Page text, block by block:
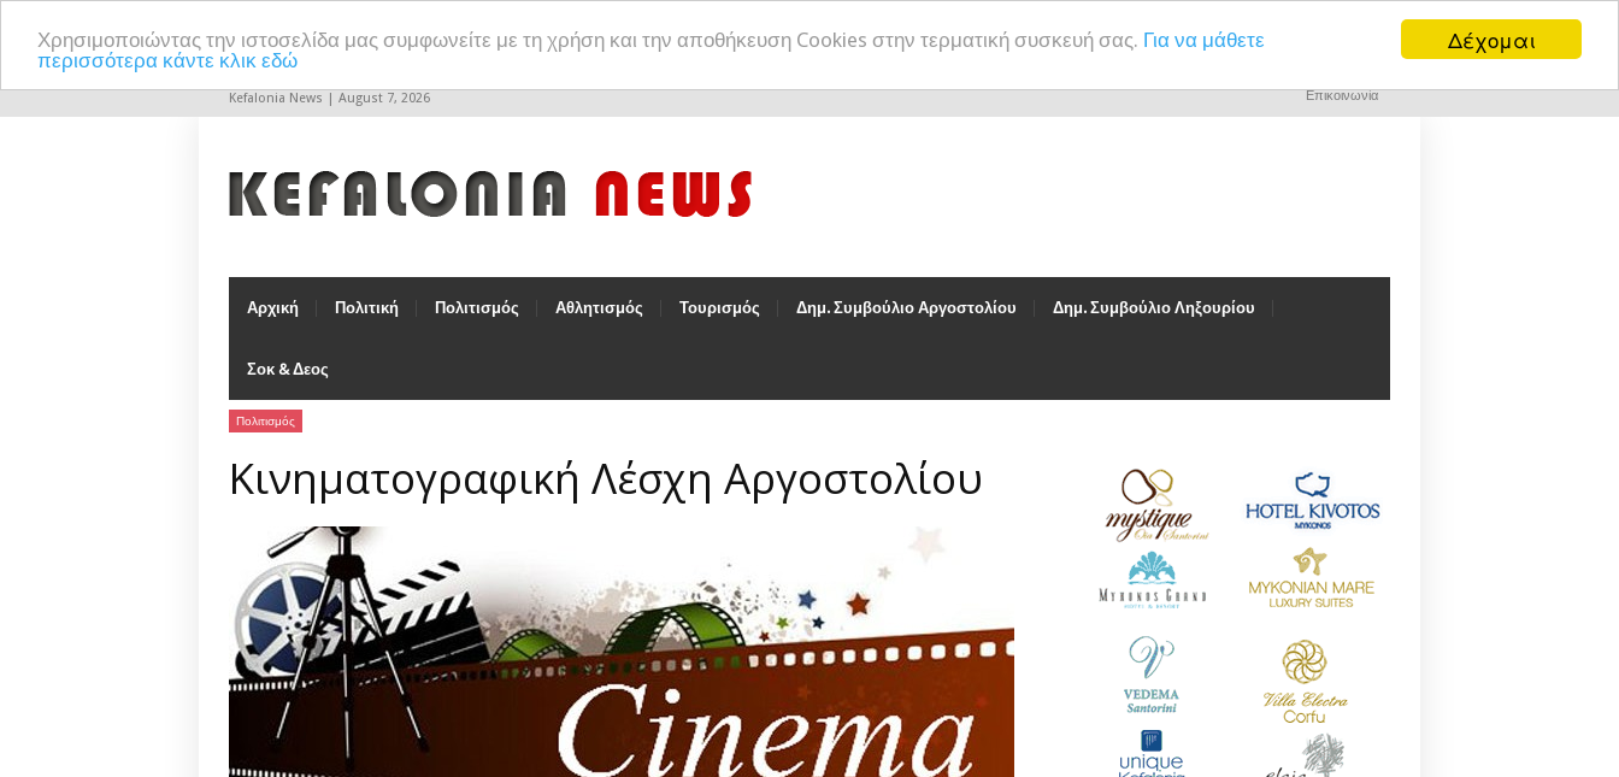
Δέχομαι
Χρησιμοποιώντας την ιστοσελίδα μας συμφωνείτε με τη χρήση και την αποθήκευση Cookies στην τερματική συσκευή σας. Για να μάθετε
περισσότερα κάντε κλικ εδώ
Kefalonia News | August 7, 2026 Επικοινωνία
Αρχική Πολιτική Πολιτισμός Αθλητισμός Τουρισμός Δημ. Συμβούλιο Αργοστολίου Δημ. Συμβούλιο Ληξουρίου
Σοκ & Δεος
Πολιτισμός
Κινηματογραφική Λέσχη Αργοστολίου